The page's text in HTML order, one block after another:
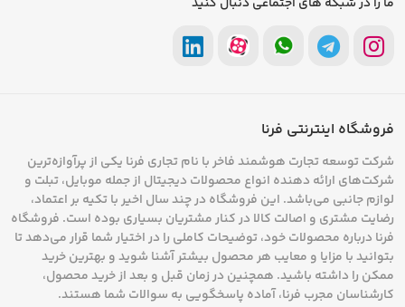
فروشگاه اینترنتی فرنا
شرکت توسعه تجارت هوشمند فاخر با نام تجاری فرنا یکی از پرآوازه‌ترین
شرکت‌های ارائه دهنده انواع محصولات دیجیتال از جمله موبایل، تبلت و
لوازم جانبی می‌باشد. این فروشگاه در چند سال اخیر با تکیه بر اعتماد،
رضایت مشتری و اصالت کالا در کنار مشتریان بسیاری بوده است. فروشگاه
فرنا درباره محصولات خود، توضیحات کاملی را در اختیار شما قرار می‌دهد تا
بتوانید با مزایا و معایب هر محصول بیشتر آشنا شوید و بهترین خرید
ممکن را داشته باشید. همچنین در زمان قبل و بعد از خرید محصول،
کارشناسان مجرب فرنا، آماده پاسخگویی به سوالات شما هستند.